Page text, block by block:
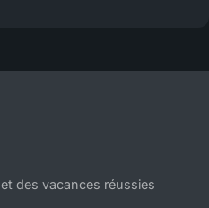
des vacances réussies